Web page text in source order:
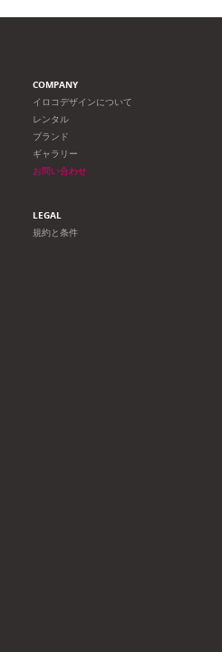
COMPANY
イロコデザインについて
レンタル
ブランド
ギャラリー
お問い合わせ
LEGAL
規約と条件